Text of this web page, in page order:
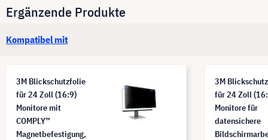
Ergänzende Produkte
Kompatibel mit
3M Blickschutzfolie
für 24 Zoll (16:9)
Monitore mit
COMPLY™
Magnetbefestigung,
3M
für 24 Zoll
Monitore für
datensichere